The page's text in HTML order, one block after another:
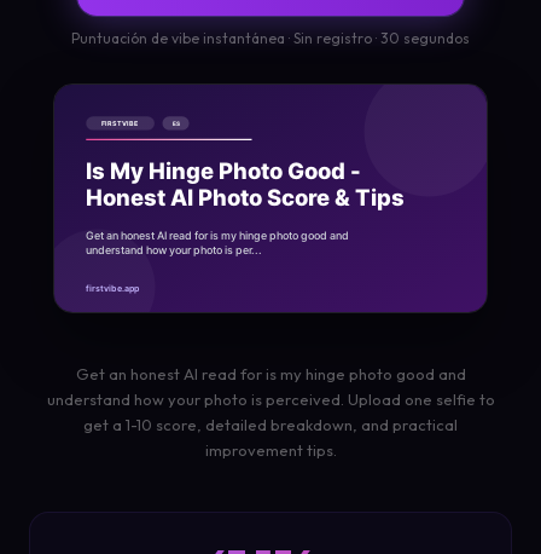
Puntuación de vibe instantánea · Sin registro · 30 segundos
Get an honest AI read for is my hinge photo good and
understand how your photo is perceived. Upload one selfie to
get a 1-10 score, detailed breakdown, and practical
improvement tips.